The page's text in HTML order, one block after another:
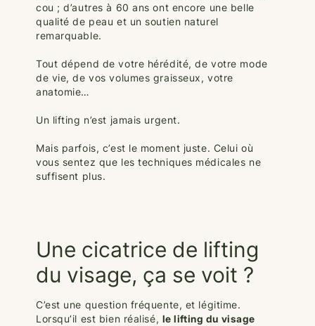
cou ; d’autres à 60 ans ont encore une belle
qualité de peau et un soutien naturel
remarquable.
Tout dépend de votre hérédité, de votre mode
de vie, de vos volumes graisseux, votre
anatomie…
Un lifting n’est jamais urgent.
Mais parfois, c’est le moment juste. Celui où
vous sentez que les techniques médicales ne
suffisent plus.
Une cicatrice de lifting
du visage, ça se voit ?
C’est une question fréquente, et légitime.
Lorsqu’il est bien réalisé, le lifting du visage